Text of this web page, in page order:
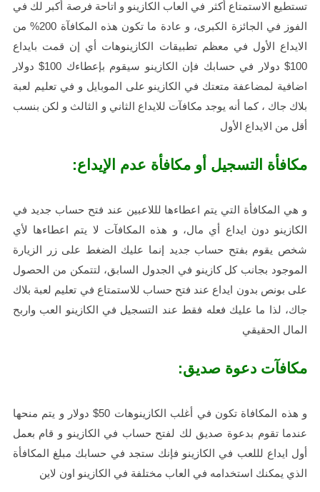
تستطيع الاستمتاع أكثر في العاب الكازينو و اتاحة فرصة أكبر لك في
الفوز في الجائزة الكبرى، و عادة ما تكون هذه المكافآة 200% من
الايداع الأول في معظم تطبيقات الكازينوهات أي إن قمت بايداع
100$ دولار في حسابك فإن الكازينو سيقوم بإعطاءك 100$ دولار
اضافية لمضاعفة متعتك في الكازينو على الموبايل و في تعليم لعبة
بلاك جاك ، كما أنه يوجد مكافآت للايداع الثاني و الثالث و لكن بنسب
أقل من الايداع الأول
مكافأة التسجيل أو مكافأة عدم الإيداع:
و هي المكافأة التي يتم اعطاءها لللاعبين عند فتح حساب جديد في
الكازينو دون ايداع أي مال، و هذه المكافآت لا يتم اعطاءها لأي
شخص يقوم بفتح حساب جديد إنما عليك الضغط على زر الزيارة
الموجود بجانب كل كازينو في الجدول السابق، لتتمكن من الحصول
على بونص بدون ايداع عند فتح حساب للاستمتاع في تعليم لعبة بلاك
جاك، لذا ما عليك فعله فقط عند التسجيل في الكازينو العب واربح
المال الحقيقي
مكافآت دعوة صديق:
و هذه المكافاة تكون في أغلب الكازينوهات 50$ دولار و يتم منحها
عندما تقوم بدعوة صديق لك لفتح حساب في الكازينو و قام بعمل
أول ايداع لللعب في الكازينو فإنك ستجد في حسابك مبلغ المكافأة
الذي يمكنك استخدامه في العاب مختلفة في الكازينو اون لاين